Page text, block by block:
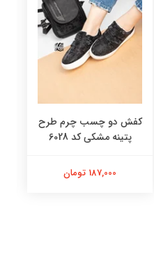
کفش دو چسب چرم طرح
پتینه مشکی کد 6028
187,000 تومان